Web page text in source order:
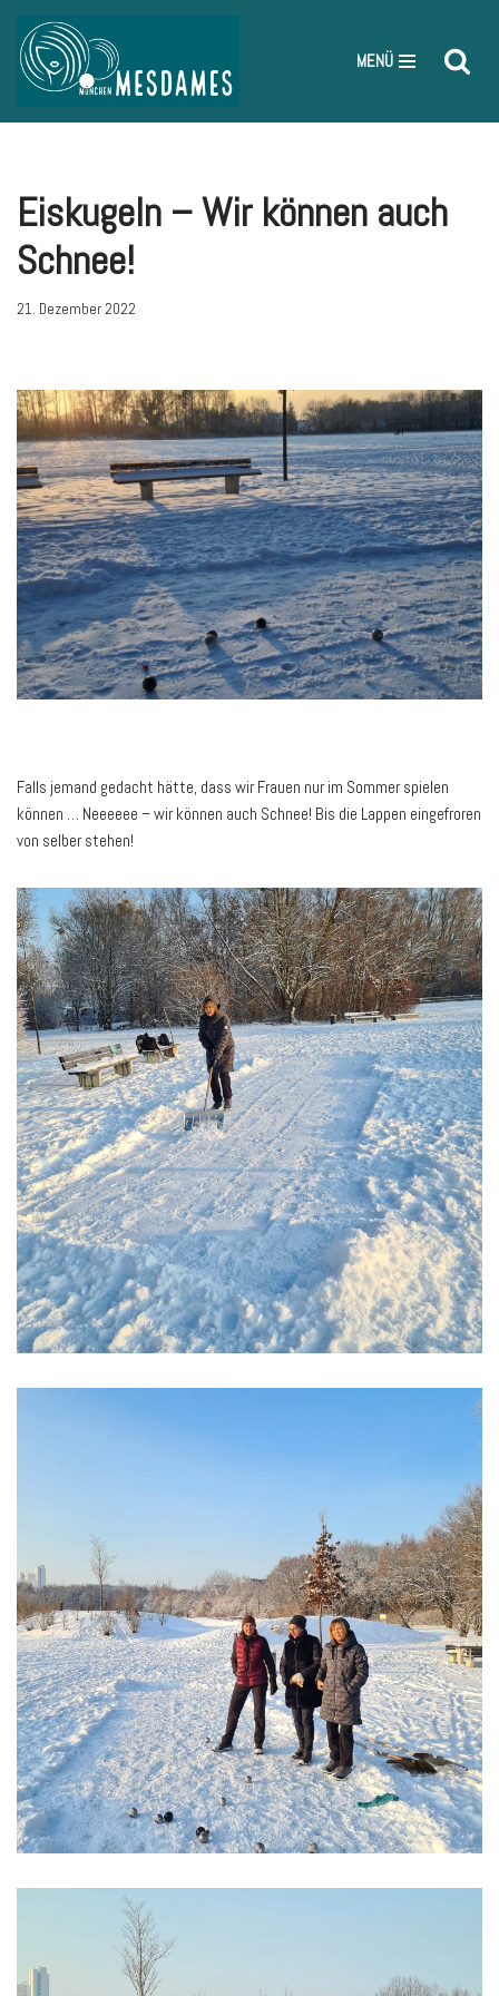
Zum
Inhalt
MENÜ
Eiskugeln – Wir können auch
Schnee!
21. Dezember 2022
Falls jemand gedacht hätte, dass wir Frauen nur im Sommer spielen
können … Neeeeee – wir können auch Schnee! Bis die Lappen eingefroren
von selber stehen!